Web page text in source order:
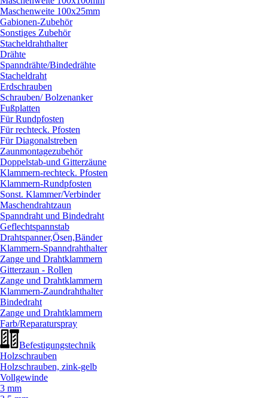
Maschenweite 100x25mm
Gabionen-Zubehör
Sonstiges Zubehör
Stacheldrahthalter
Drähte
Spanndrähte/Bindedrähte
Stacheldraht
Erdschrauben
Schrauben/Bolzenanker
Fußplatten
Für Rundpfosten
Für rechteck. Pfosten
Für Diagonalstreben
Zaunmontagezubehör
Doppelstab-und Gitterzäune
Klammern-rechteck. Pfosten
Klammern-Rundpfosten
Sonst. Klammer/Verbinder
Maschendrahtzaun
Spanndraht und Bindedraht
Geflechtspannstab
Drahtspanner,Ösen,Bänder
Klammern-Spanndrahthalter
Zange und Drahtklammern
Gitterzaun - Rollen
Zange und Drahtklammern
Klammern-Zaundrahthalter
Bindedraht
Zange und Drahtklammern
Farb/Reparaturspray
Befestigungstechnik
Holzschrauben
Holzschrauben, zink-gelb
Vollgewinde
3 mm